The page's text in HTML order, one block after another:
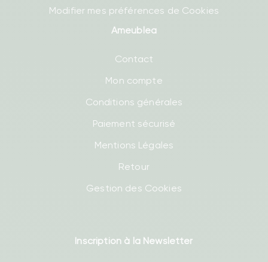
Modifier mes préférences de Cookies
Ameublea
Contact
Mon compte
Conditions générales
Paiement sécurisé
Mentions Légales
Retour
Gestion des Cookies
Inscription à la Newsletter